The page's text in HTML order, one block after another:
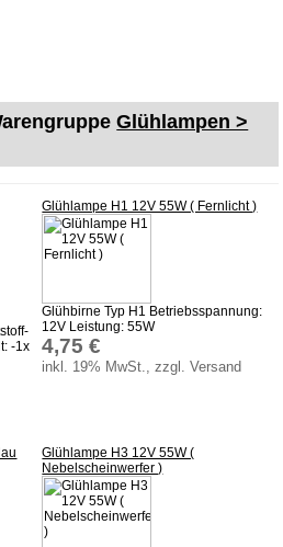
Glühlampen >
-1x
Glühlampe H1 12V 55W ( Fernlicht )
Glühbirne Typ H1 Betriebsspannung:
12V Leistung: 55W
4,75 €
inkl. 19% MwSt., zzgl. Versand
Glühlampe H3 12V 55W (
Nebelscheinwerfer )